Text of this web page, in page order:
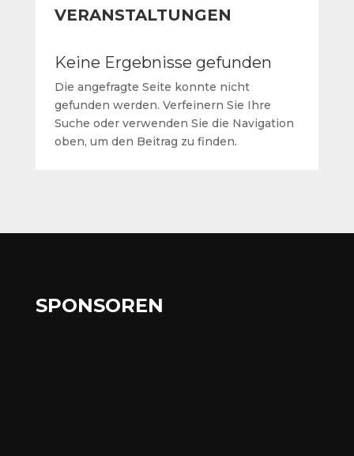
VERANSTALTUNGEN
Keine Ergebnisse gefunden
Die angefragte Seite konnte nicht
gefunden werden. Verfeinern Sie Ihre
Suche oder verwenden Sie die Navigation
oben, um den Beitrag zu finden.
SPONSOREN